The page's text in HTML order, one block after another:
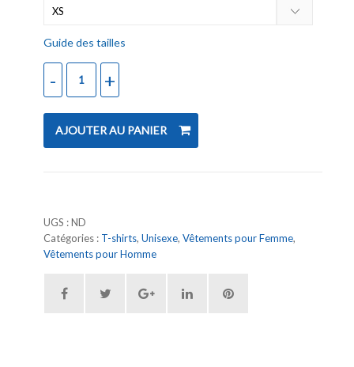
Guide des tailles
AJOUTER AU PANIER
UGS :ND
Catégories : T-shirts, Unisexe, Vêtements pour Femme,
Vêtements pour Homme